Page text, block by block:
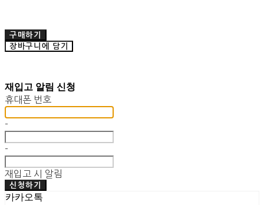
구매하기
장바구니에 담기
재입고 알림 신청
휴대폰 번호
-
-
재입고 시 알림
신청하기
카카오톡